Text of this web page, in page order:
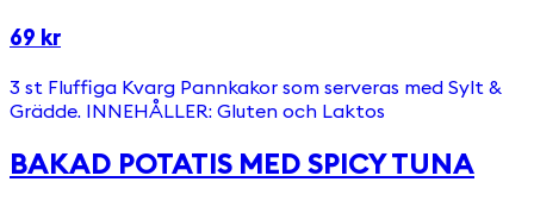
69 kr
3 st Fluffiga Kvarg Pannkakor som serveras med Sylt &
Grädde. INNEHÅLLER: Gluten och Laktos
BAKAD POTATIS MED SPICY TUNA